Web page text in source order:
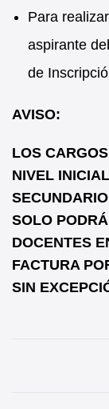
Para
aspirante
de
AVISO:
LOS
NIVEL
SOLO
DOCENTES
FACTURA
SIN